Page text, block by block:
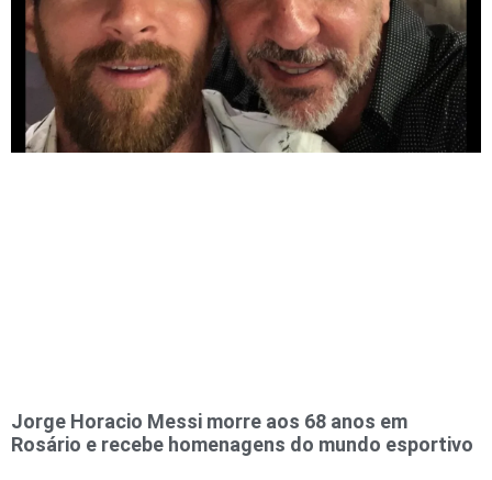
Jorge Horacio Messi morre aos 68 anos em
Rosário e recebe homenagens do mundo esportivo